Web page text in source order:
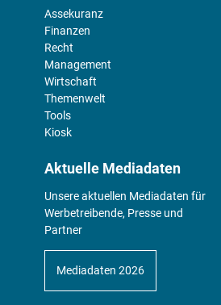
Assekuranz
Finanzen
Recht
Management
Wirtschaft
Themenwelt
Tools
Kiosk
Aktuelle Mediadaten
Unsere aktuellen Mediadaten für
Werbetreibende, Presse und
Partner
Mediadaten 2026